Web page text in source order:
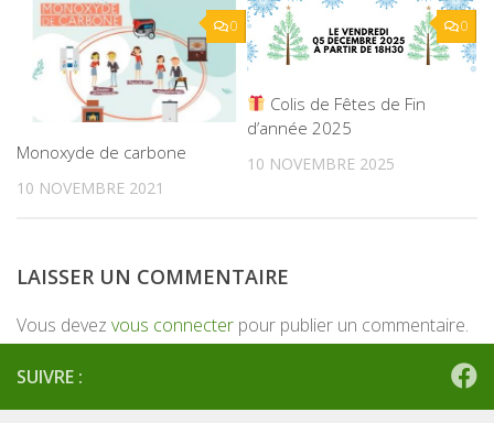
0
Monoxyde de carbone
10 NOVEMBRE 2021
0
Colis de Fêtes de Fin
d’année 2025
10 NOVEMBRE 2025
LAISSER UN COMMENTAIRE
Vous devez vous connecter pour publier un commentaire.
SUIVRE :